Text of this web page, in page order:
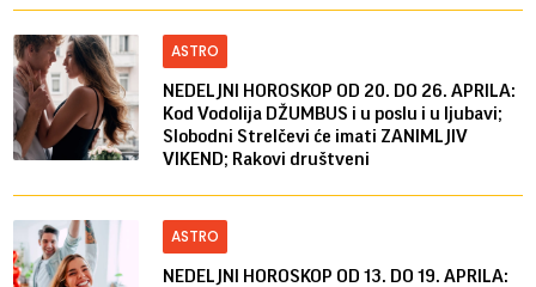
ASTRO
NEDELJNI HOROSKOP OD 20. DO 26. APRILA:
Kod Vodolija DŽUMBUS i u poslu i u ljubavi;
Slobodni Strelčevi će imati ZANIMLJIV
VIKEND; Rakovi društveni
ASTRO
NEDELJNI HOROSKOP OD 13. DO 19. APRILA: